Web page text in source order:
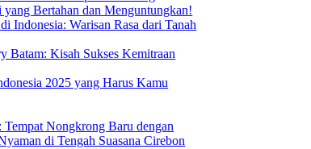
yang Bertahan dan Menguntungkan!
Indonesia: Warisan Rasa dari Tanah
Batam: Kisah Sukses Kemitraan
2025 yang Harus Kamu
Nongkrong Baru dengan
di Tengah Suasana Cirebon